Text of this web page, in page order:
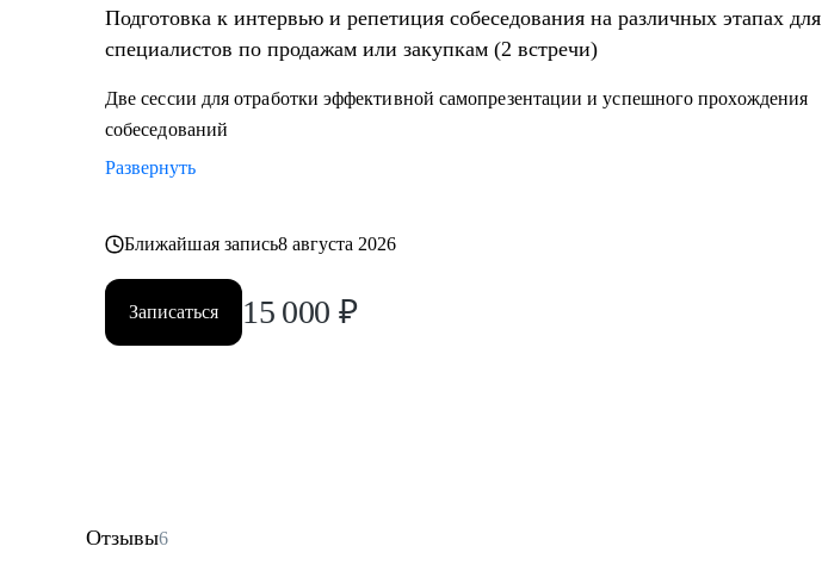
Подготовка к интервью и репетиция собеседования на различных этапах для
специалистов по продажам или закупкам (2 встречи)
Две сессии для отработки эффективной самопрезентации и успешного прохождения
собеседований
Развернуть
Ближайшая запись8 августа 2026
Записаться 15 000 ₽
Отзывы6